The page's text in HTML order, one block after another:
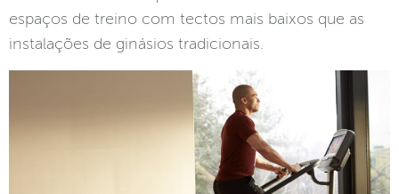
espaços de treino com tectos mais baixos que as
instalações de ginásios tradicionais.